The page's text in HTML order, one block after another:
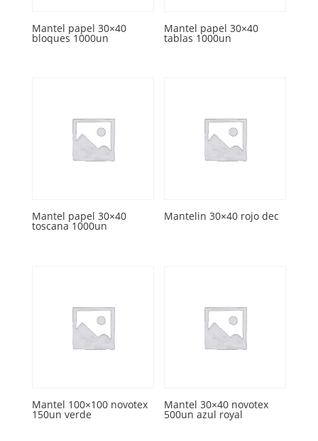
Mantel papel 30×40
bloques 1000un
Mantel papel 30×40
tablas 1000un
Mantel papel 30×40
toscana 1000un
Mantelin 30×40 rojo dec
Mantel 100×100 novotex
150un verde
Mantel 30×40 novotex
500un azul royal